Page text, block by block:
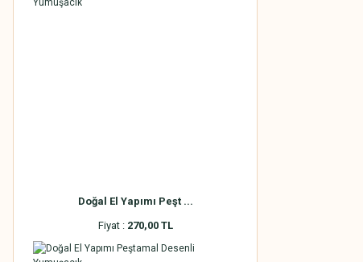
Doğal El Yapımı Peşt ...
Fiyat : 270,00 TL